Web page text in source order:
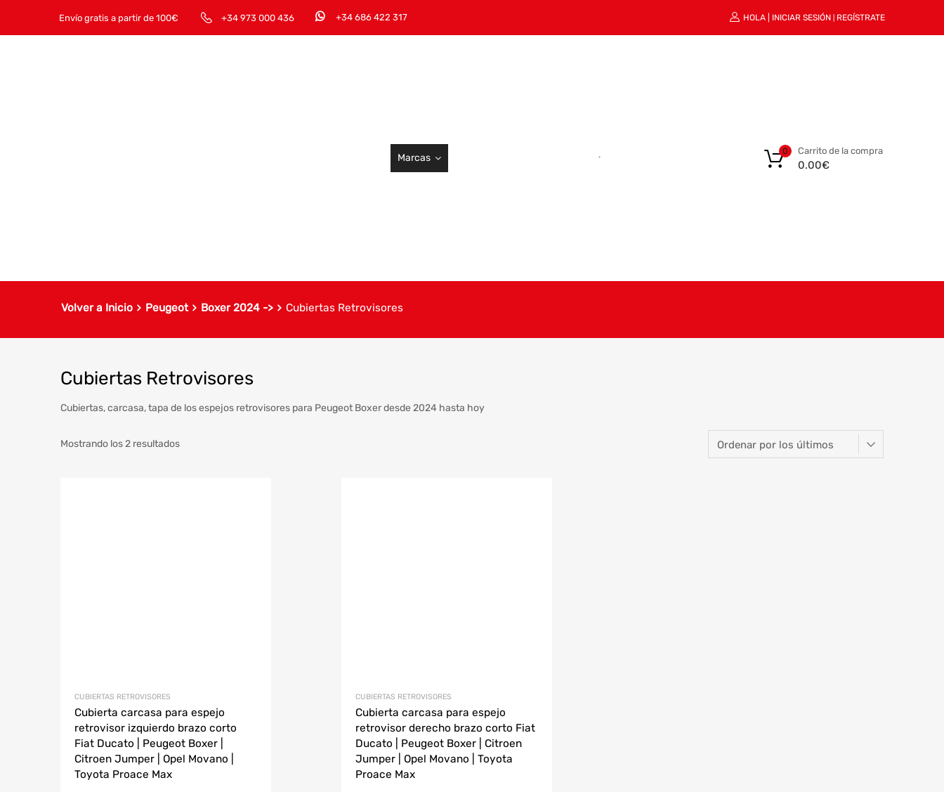
Envío gratis a partir de 100€ +34 973 000 436 +34 686 422 317 HOLA | INICIAR SESIÓN REGÍSTRATE
Marcas
Carrito de la compra
0.00€
0
Volver a Inicio Peugeot Boxer 2024 -> Cubiertas Retrovisores
Cubiertas Retrovisores
Cubiertas, carcasa, tapa de los espejos retrovisores para Peugeot Boxer desde 2024 hasta hoy
Mostrando los 2 resultados
CUBIERTAS RETROVISORES
Cubierta carcasa para espejo
retrovisor izquierdo brazo corto
Fiat Ducato | Peugeot Boxer |
Citroen Jumper | Opel Movano |
Toyota Proace Max
CUBIERTAS RETROVISORES
Cubierta carcasa para espejo
retrovisor derecho brazo corto Fiat
Ducato | Peugeot Boxer | Citroen
Jumper | Opel Movano | Toyota
Proace Max